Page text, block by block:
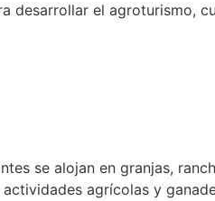
desarrollar el agroturismo,
se alojan en granjas,
agrícolas y